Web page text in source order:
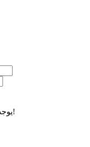
يوجد خطأ في اسم المستخدم أو كلمة المرور!